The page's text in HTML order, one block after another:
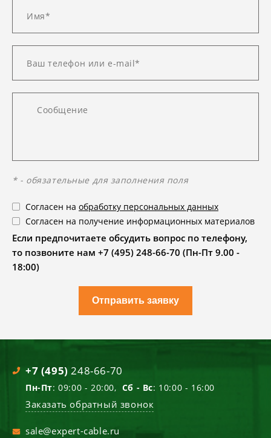
* - обязательные для заполнения поля
Согласен на обработку персональных данных
Согласен на получение информационных материалов
Если предпочитаете обсудить вопрос по телефону,
то позвоните нам +7 (495) 248-66-70 (Пн-Пт 9.00 -
18:00)
Отправить заявку
+7 (495) 248-66-70
Пн-Пт: 09:00 - 20:00, Сб - Вс: 10:00 - 16:00
Заказать обратный звонок
sale@expert-cable.ru